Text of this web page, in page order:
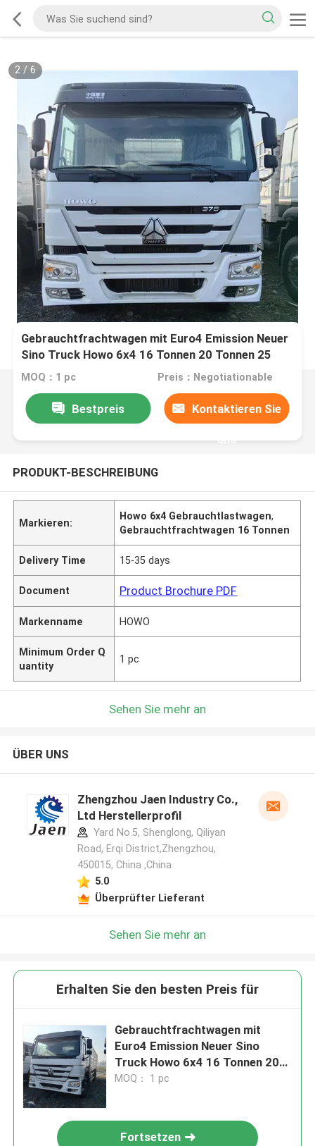
2/ 6
Gebrauchtfrachtwagen mit Euro4 Emission Neuer
Sino Truck Howo 6x4 16 Tonnen 20 Tonnen 25
Tonnen 30 Tonnen Zaunfrachtwagen für
Rinderleben
MOQ：1 pc Preis：Negotiationable
Bestpreis Kontaktieren Sie
uns
PRODUKT-BESCHREIBUNG
Markieren:
Howo 6x4 Gebrauchtlastwagen,
Gebrauchtfrachtwagen 16 Tonnen
Delivery Time 15-35 days
Document Product Brochure PDF
Markenname HOWO
Minimum Order Q
uantity
1 pc
Sehen Sie mehr an
ÜBER UNS
Zhengzhou Jaen Industry Co.,
Ltd Herstellerprofil
Yard No.5, Shenglong, Qiliyan
Road, Erqi District,Zhengzhou,
450015, China ,China
5.0
Überprüfter Lieferant
Sehen Sie mehr an
Erhalten Sie den besten Preis für
Gebrauchtfrachtwagen mit
Euro4 Emission Neuer Sino
Truck Howo 6x4 16 Tonnen 20
Tonnen 25 Tonnen 30 Tonnen
MOQ： 1 pc
Fortsetzen